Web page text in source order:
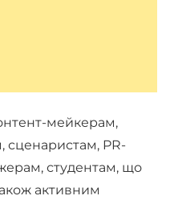
мейкерам,
сценаристам, PR-
студентам, що
активним